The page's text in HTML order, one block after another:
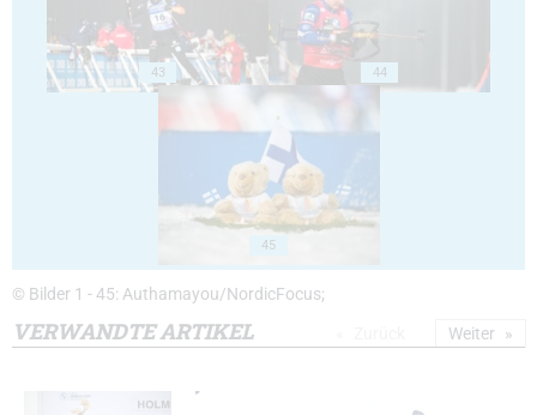
43 44
45
© Bilder 1 - 45: Authamayou/NordicFocus;
VERWANDTE ARTIKEL Weiter